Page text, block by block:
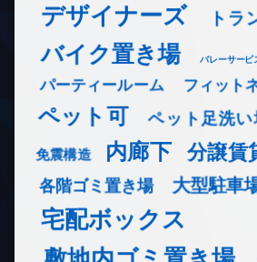
デザイナーズ トラ
バイク置き場 バレーサービ
パーティールーム フィット
ペット可 ペット足洗い
免震構造 内廊下 分譲賃
各階ゴミ置き場 大型駐車
宅配ボックス